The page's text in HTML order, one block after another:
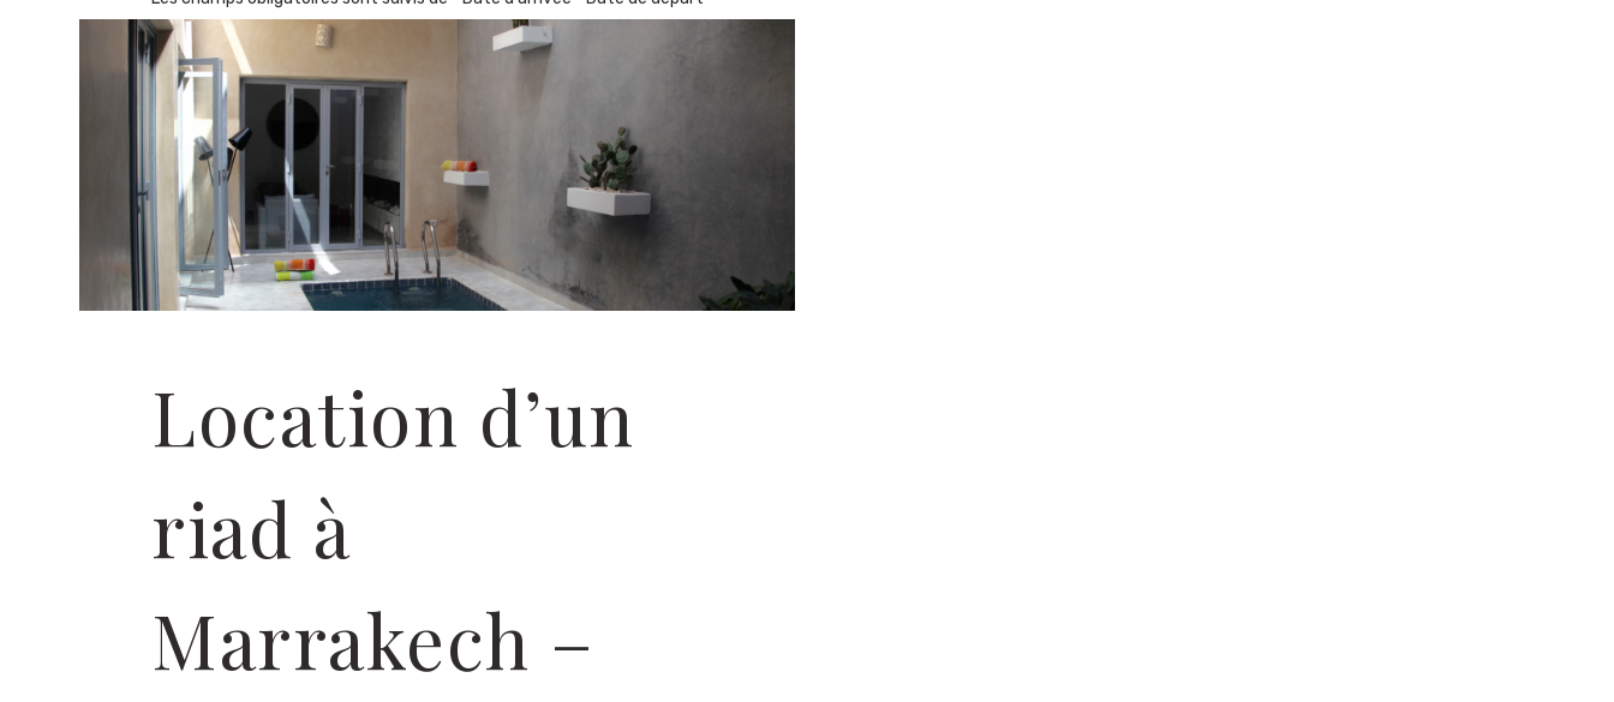
Réserve 1 de 1 de logements disponibles. Location de villa à Marrakech -
Dar Lemon & [...]
Prix à partir de: 820 €par nuit
Vue imprenable sur l'Atlas
Location d’un
riad à
Marrakech –